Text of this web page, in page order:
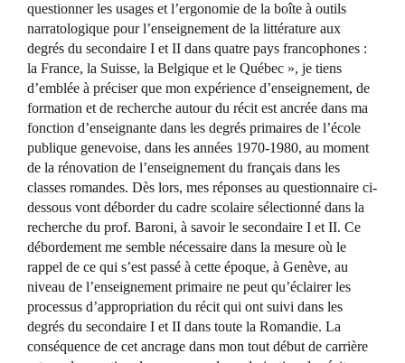
questionner les usages et l’ergonomie de la boîte à outils
narratologique pour l’enseignement de la littérature aux
degrés du secondaire I et II dans quatre pays francophones :
la France, la Suisse, la Belgique et le Québec », je tiens
d’emblée à préciser que mon expérience d’enseignement, de
formation et de recherche autour du récit est ancrée dans ma
fonction d’enseignante dans les degrés primaires de l’école
publique genevoise, dans les années 1970-1980, au moment
de la rénovation de l’enseignement du français dans les
classes romandes. Dès lors, mes réponses au questionnaire ci-
dessous vont déborder du cadre scolaire sélectionné dans la
recherche du prof. Baroni, à savoir le secondaire I et II. Ce
débordement me semble nécessaire dans la mesure où le
rappel de ce qui s’est passé à cette époque, à Genève, au
niveau de l’enseignement primaire ne peut qu’éclairer les
processus d’appropriation du récit qui ont suivi dans les
degrés du secondaire I et II dans toute la Romandie. La
conséquence de cet ancrage dans mon tout début de carrière